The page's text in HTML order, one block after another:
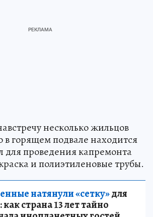
несколько жильцов
в горящем подвале находится
для проведения капремонта
и полиэтиленовые трубы.
натянули «сетку»для
страна 13 лет тайно